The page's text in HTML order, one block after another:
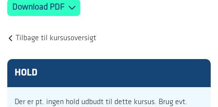
Download PDF
Tilbage til kursusoversigt
HOLD
Der er pt. ingen hold udbudt til dette kursus. Brug evt.